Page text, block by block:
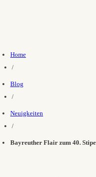
Home
/
Blog
/
Neuigkeiten
/
Bayreuther Flair zum 40.